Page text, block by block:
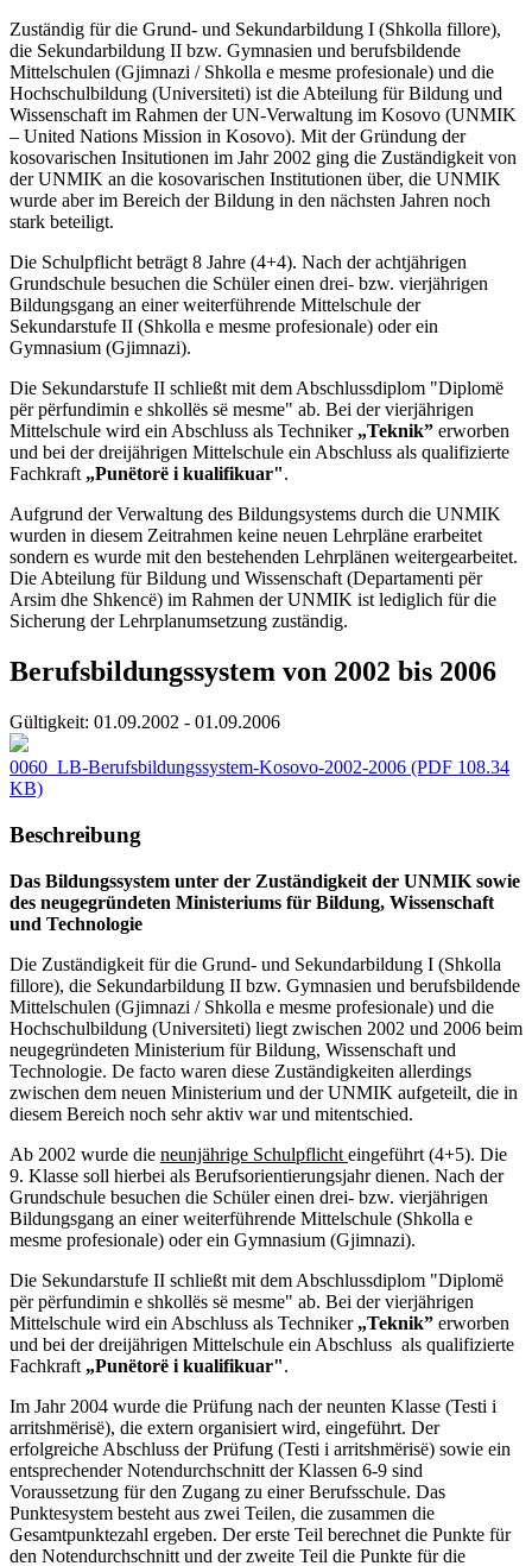
Zuständig für die Grund- und Sekundarbildung I (Shkolla fillore),
die Sekundarbildung II bzw. Gymnasien und berufsbildende
Mittelschulen (Gjimnazi / Shkolla e mesme profesionale) und die
Hochschulbildung (Universiteti) ist die Abteilung für Bildung und
Wissenschaft im Rahmen der UN-Verwaltung im Kosovo (UNMIK
– United Nations Mission in Kosovo). Mit der Gründung der
kosovarischen Insitutionen im Jahr 2002 ging die Zuständigkeit von
der UNMIK an die kosovarischen Institutionen über, die UNMIK
wurde aber im Bereich der Bildung in den nächsten Jahren noch
stark beteiligt.
Die Schulpflicht beträgt 8 Jahre (4+4). Nach der achtjährigen
Grundschule besuchen die Schüler einen drei- bzw. vierjährigen
Bildungsgang an einer weiterführende Mittelschule der
Sekundarstufe II (Shkolla e mesme profesionale) oder ein
Gymnasium (Gjimnazi).
Die Sekundarstufe II schließt mit dem Abschlussdiplom "Diplomë
për përfundimin e shkollës së mesme" ab. Bei der vierjährigen
Mittelschule wird ein Abschluss als Techniker „Teknik” erworben
und bei der dreijährigen Mittelschule ein Abschluss als qualifizierte
Fachkraft „Punëtorë i kualifikuar".
Aufgrund der Verwaltung des Bildungsystems durch die UNMIK
wurden in diesem Zeitrahmen keine neuen Lehrpläne erarbeitet
sondern es wurde mit den bestehenden Lehrplänen weitergearbeitet.
Die Abteilung für Bildung und Wissenschaft (Departamenti për
Arsim dhe Shkencë) im Rahmen der UNMIK ist lediglich für die
Sicherung der Lehrplanumsetzung zuständig.
Berufsbildungssystem von 2002 bis 2006
Gültigkeit: 01.09.2002 - 01.09.2006
0060_LB-Berufsbildungssystem-Kosovo-2002-2006 (PDF 108.34
KB)
Beschreibung
Das Bildungssystem unter der Zuständigkeit der UNMIK sowie
des neugegründeten Ministeriums für Bildung, Wissenschaft
und Technologie
Die Zuständigkeit für die Grund- und Sekundarbildung I (Shkolla
fillore), die Sekundarbildung II bzw. Gymnasien und berufsbildende
Mittelschulen (Gjimnazi / Shkolla e mesme profesionale) und die
Hochschulbildung (Universiteti) liegt zwischen 2002 und 2006 beim
neugegründeten Ministerium für Bildung, Wissenschaft und
Technologie. De facto waren diese Zuständigkeiten allerdings
zwischen dem neuen Ministerium und der UNMIK aufgeteilt, die in
diesem Bereich noch sehr aktiv war und mitentschied.
Ab 2002 wurde die neunjährige Schulpflicht eingeführt (4+5). Die
9. Klasse soll hierbei als Berufsorientierungsjahr dienen. Nach der
Grundschule besuchen die Schüler einen drei- bzw. vierjährigen
Bildungsgang an einer weiterführende Mittelschule (Shkolla e
mesme profesionale) oder ein Gymnasium (Gjimnazi).
Die Sekundarstufe II schließt mit dem Abschlussdiplom "Diplomë
për përfundimin e shkollës së mesme" ab. Bei der vierjährigen
Mittelschule wird ein Abschluss als Techniker „Teknik” erworben
und bei der dreijährigen Mittelschule ein Abschluss als qualifizierte
Fachkraft „Punëtorë i kualifikuar".
Im Jahr 2004 wurde die Prüfung nach der neunten Klasse (Testi i
arritshmërisë), die extern organisiert wird, eingeführt. Der
erfolgreiche Abschluss der Prüfung (Testi i arritshmërisë) sowie ein
entsprechender Notendurchschnitt der Klassen 6-9 sind
Voraussetzung für den Zugang zu einer Berufsschule. Das
Punktesystem besteht aus zwei Teilen, die zusammen die
Gesamtpunktezahl ergeben. Der erste Teil berechnet die Punkte für
den Notendurchschnitt und der zweite Teil die Punkte für die